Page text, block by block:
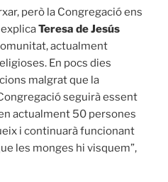
però la Congregació ens
Teresa de Jesús
actualment
En pocs dies
malgrat que la
seguirà essent
actualment 50 persones
i continuarà funcionant
les monges hi visquem”,